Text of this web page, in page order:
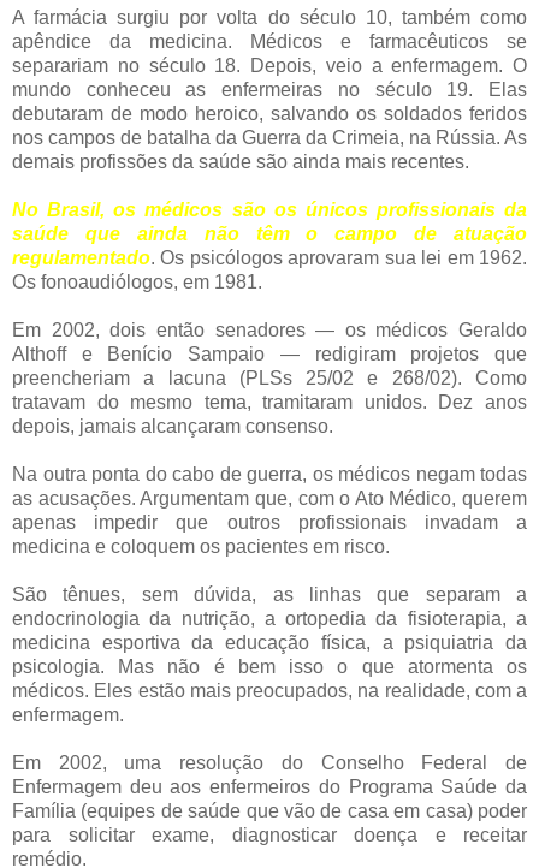
A farmácia surgiu por volta do século 10, também como
apêndice da medicina. Médicos e farmacêuticos se
separariam no século 18. Depois, veio a enfermagem. O
mundo conheceu as enfermeiras no século 19. Elas
debutaram de modo heroico, salvando os soldados feridos
nos campos de batalha da Guerra da Crimeia, na Rússia. As
demais profissões da saúde são ainda mais recentes.
No Brasil, os médicos são os únicos profissionais da
saúde que ainda não têm o campo de atuação
regulamentado. Os psicólogos aprovaram sua lei em 1962.
Os fonoaudiólogos, em 1981.
Em 2002, dois então senadores — os médicos Geraldo
Althoff e Benício Sampaio — redigiram projetos que
preencheriam a lacuna (PLSs 25/02 e 268/02). Como
tratavam do mesmo tema, tramitaram unidos. Dez anos
depois, jamais alcançaram consenso.
Na outra ponta do cabo de guerra, os médicos negam todas
as acusações. Argumentam que, com o Ato Médico, querem
apenas impedir que outros profissionais invadam a
medicina e coloquem os pacientes em risco.
São tênues, sem dúvida, as linhas que separam a
endocrinologia da nutrição, a ortopedia da fisioterapia, a
medicina esportiva da educação física, a psiquiatria da
psicologia. Mas não é bem isso o que atormenta os
médicos. Eles estão mais preocupados, na realidade, com a
enfermagem.
Em 2002, uma resolução do Conselho Federal de
Enfermagem deu aos enfermeiros do Programa Saúde da
Família (equipes de saúde que vão de casa em casa) poder
para solicitar exame, diagnosticar doença e receitar
remédio.